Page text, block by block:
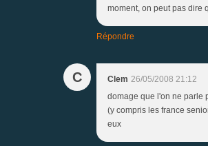
moment, on peut pas dire
Répondre
C Clem 26/05/2008 21:12
domage que l'on ne parle
(y compris les france
eux